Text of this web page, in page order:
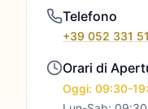
Telefono
+39 052 331
Orari di
Oggi: 09:30-